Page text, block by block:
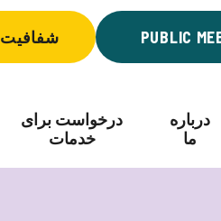
شفافیت PUBLIC
درخواست برای
خدمات
درباره
ما